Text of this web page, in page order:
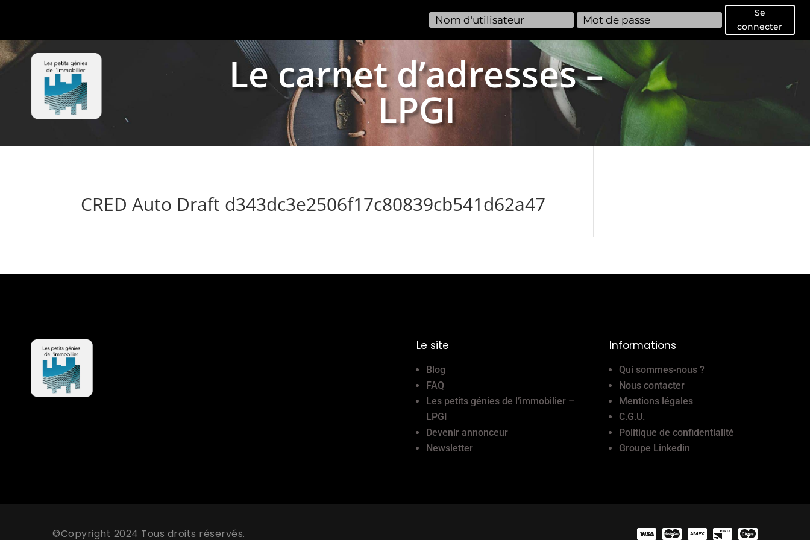
Se
connecter
Le carnet d’adresses –
LPGI
CRED Auto Draft d343dc3e2506f17c80839cb541d62a47
Le site
Blog
FAQ
Les petits génies de l’immobilier –
LPGI
Devenir annonceur
Newsletter
Informations
Qui sommes-nous ?
Nous contacter
Mentions légales
C.G.U.
Politique de confidentialité
Groupe Linkedin
©Copyright 2024 Tous droits réservés.